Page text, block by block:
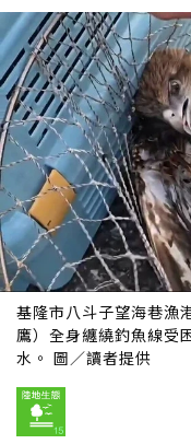
基隆市八斗子望海巷漁
鷹）全身纏繞釣魚線受
水。 圖／讀者提供